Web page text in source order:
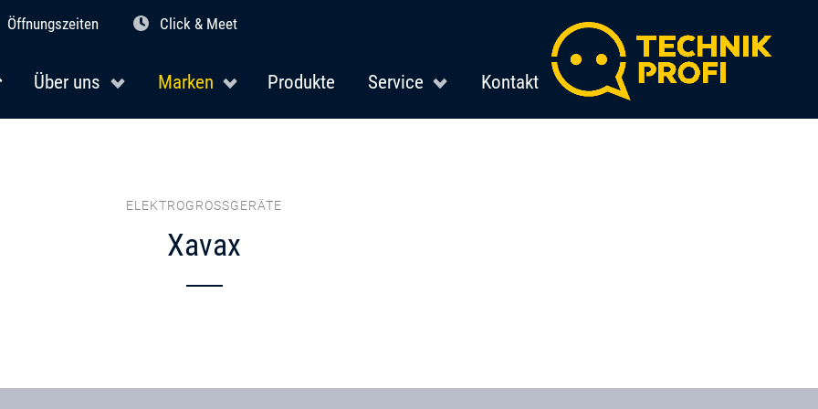
Öffnungszeiten Click & Meet
Über uns Marken Produkte Service Kontakt
ELEKTROGROSSGERÄTE
Xavax